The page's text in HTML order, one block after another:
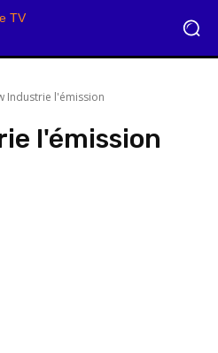
Industrie l'émission
l'émission